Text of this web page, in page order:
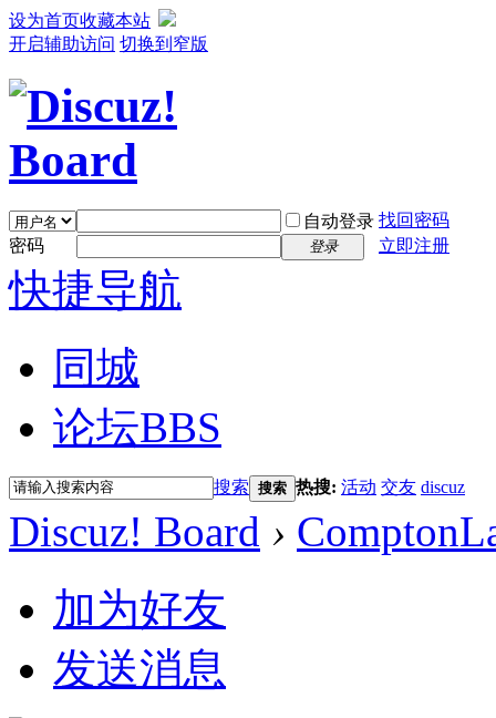
设为首页收藏本站
开启辅助访问 切换到窄版
自动登录 找回密码
密码
登录 立即注册
快捷导航
同城
论坛BBS
搜索 搜索 热搜: 活动 交友 discuz
Discuz! Board ›
加为好友
发送消息